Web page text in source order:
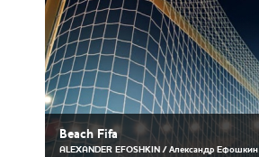
Beach Fifa
ALEXANDER EFOSHKIN / Александр Ефошкин